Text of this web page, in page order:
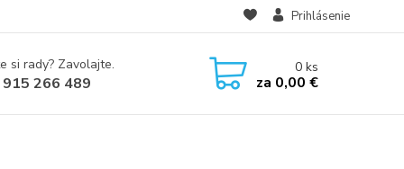
Prihlásenie
si rady? Zavolajte.
266 489
0ks
za 0,00 €